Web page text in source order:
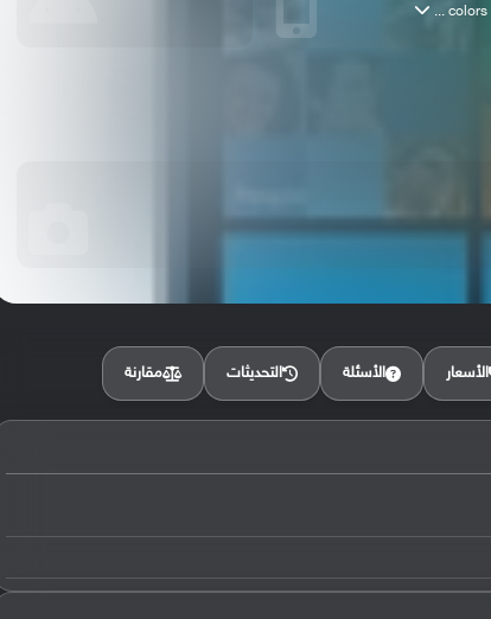
colors ...
الأسعار الأسئلة التحديثات مقارنة